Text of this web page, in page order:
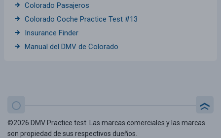
Colorado Pasajeros
Colorado Coche Practice Test #13
Insurance Finder
Manual del DMV de Colorado
©2026 DMV Practice test. Las marcas comerciales y las marcas
son propiedad de sus respectivos dueños.